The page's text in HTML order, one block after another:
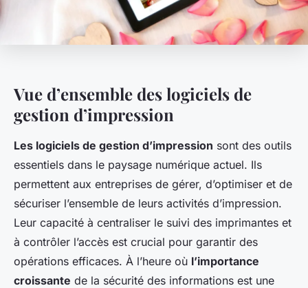
Vue d’ensemble des logiciels de
gestion d’impression
Les logiciels de gestion d’impression sont des outils
essentiels dans le paysage numérique actuel. Ils
permettent aux entreprises de gérer, d’optimiser et de
sécuriser l’ensemble de leurs activités d’impression.
Leur capacité à centraliser le suivi des imprimantes et
à contrôler l’accès est crucial pour garantir des
opérations efficaces. À l’heure où l’importance
croissante de la sécurité des informations est une